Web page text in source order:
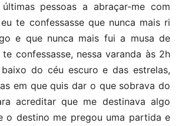
pessoas a abraçar-me com
te confessasse que nunca mais ri
e que nunca mais fui a musa de
te confessasse, nessa varanda às 2h
do céu escuro e das estrelas,
em que quis dar o que sobrava do
acreditar que me destinava algo
o destino me pregou uma partida e